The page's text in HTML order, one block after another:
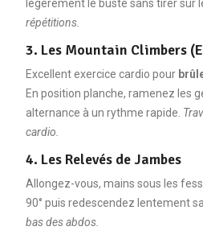
légèrement le buste sans tirer sur
répétitions.
3. Les Mountain Climbers
Excellent exercice cardio pour
En position planche, ramenez les
alternance à un rythme rapide.
cardio.
4. Les Relevés de Jambes
Allongez-vous, mains sous les
90° puis redescendez lentement
bas des abdos.